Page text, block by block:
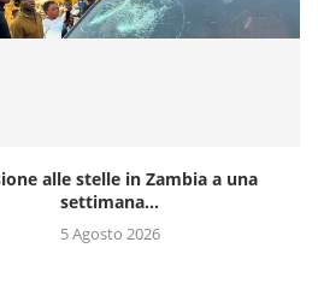
alle stelle in Zambia a una
settimana...
5 Agosto 2026